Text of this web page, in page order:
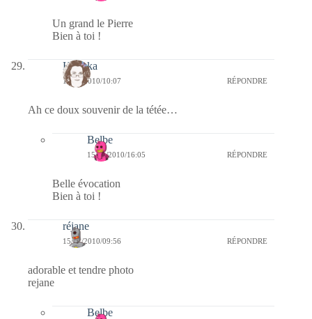
Un grand le Pierre
Bien à toi !
Heyoka
15/01/2010/10:07 RÉPONDRE
Ah ce doux souvenir de la tétée…
Belbe
15/01/2010/16:05 RÉPONDRE
Belle évocation
Bien à toi !
réjane
15/01/2010/09:56 RÉPONDRE
adorable et tendre photo
rejane
Belbe